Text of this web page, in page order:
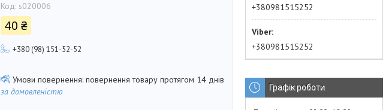
Код: s020006
40 ₴
+380 (98) 151-52-52
повернення товару протягом 14 днів
за домовленістю
+380981515252
+380981515252
Графік роботи